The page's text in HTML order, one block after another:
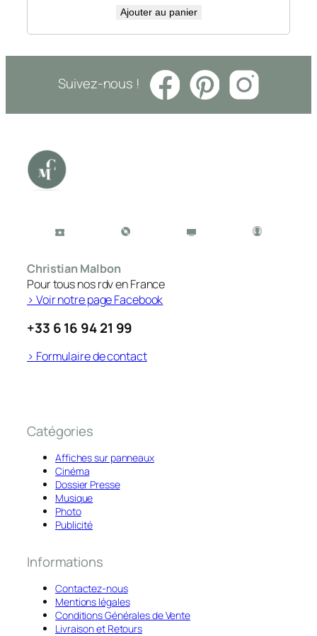
Ajouter au panier
Suivez-nous !
Christian Malbon
Pour tous nos rdv en France
> Voir notre page Facebook
+33 6 16 94 21 99
> Formulaire de contact
Catégories
Affiches sur panneaux
Cinéma
Dossier Presse
Musique
Photo
Publicité
Informations
Contactez-nous
Mentions légales
Conditions Générales de Vente
Livraison et Retours